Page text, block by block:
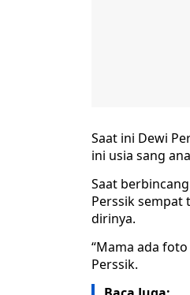
Saat ini Dewi
ini usia sang
Saat
Perssik sempat
dirinya.
“Mama ada
Perssik.